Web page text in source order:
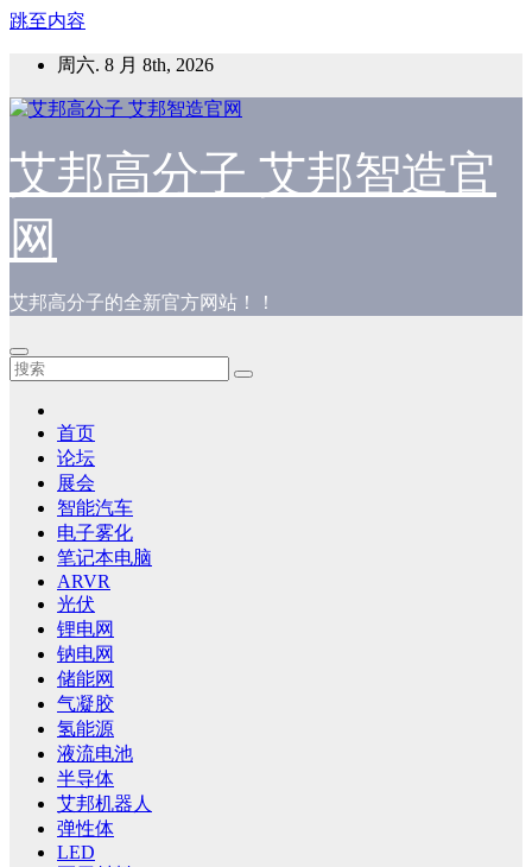
跳至内容
周六. 8 月 8th, 2026
艾邦高分子 艾邦智造官
网
艾邦高分子的全新官方网站！！
首页
论坛
展会
智能汽车
电子雾化
笔记本电脑
ARVR
光伏
锂电网
钠电网
储能网
气凝胶
氢能源
液流电池
半导体
艾邦机器人
弹性体
LED